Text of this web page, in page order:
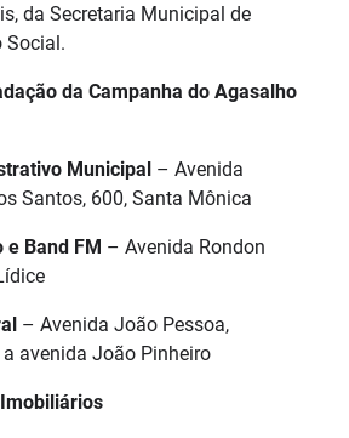
da Secretaria Municipal de
Social.
da Campanha do Agasalho
Municipal – Avenida
Santos, 600, Santa Mônica
Band FM – Avenida Rondon
– Avenida João Pessoa,
avenida João Pinheiro